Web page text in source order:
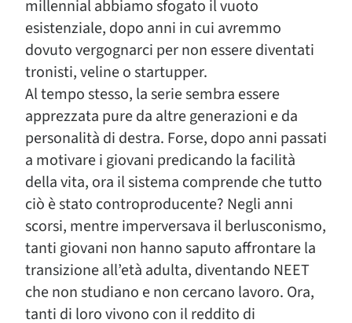
millennial abbiamo sfogato il vuoto
esistenziale, dopo anni in cui avremmo
dovuto vergognarci per non essere diventati
tronisti, veline o startupper.
Al tempo stesso, la serie sembra essere
apprezzata pure da altre generazioni e da
personalità di destra. Forse, dopo anni passati
a motivare i giovani predicando la facilità
della vita, ora il sistema comprende che tutto
ciò è stato controproducente? Negli anni
scorsi, mentre imperversava il berlusconismo,
tanti giovani non hanno saputo affrontare la
transizione all’età adulta, diventando NEET
che non studiano e non cercano lavoro. Ora,
tanti di loro vivono con il reddito di